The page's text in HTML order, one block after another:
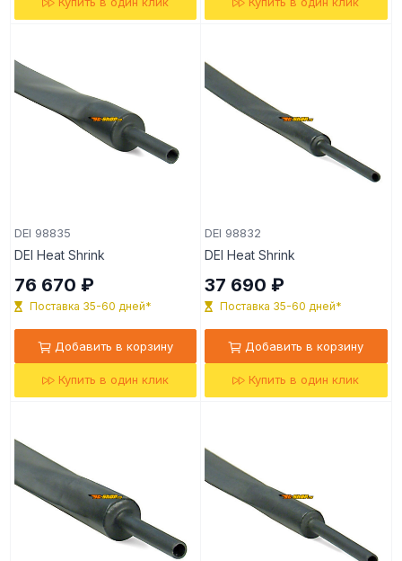
DEI 98835
DEI Heat Shrink
76 670 ₽
Поставка 35-60 дней*
Добавить в корзину
Купить в один клик
DEI 98832
DEI Heat Shrink
37 690 ₽
Поставка 35-60 дней*
Добавить в корзину
Купить в один клик